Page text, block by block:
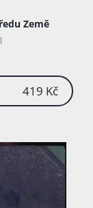
Země
419 Kč